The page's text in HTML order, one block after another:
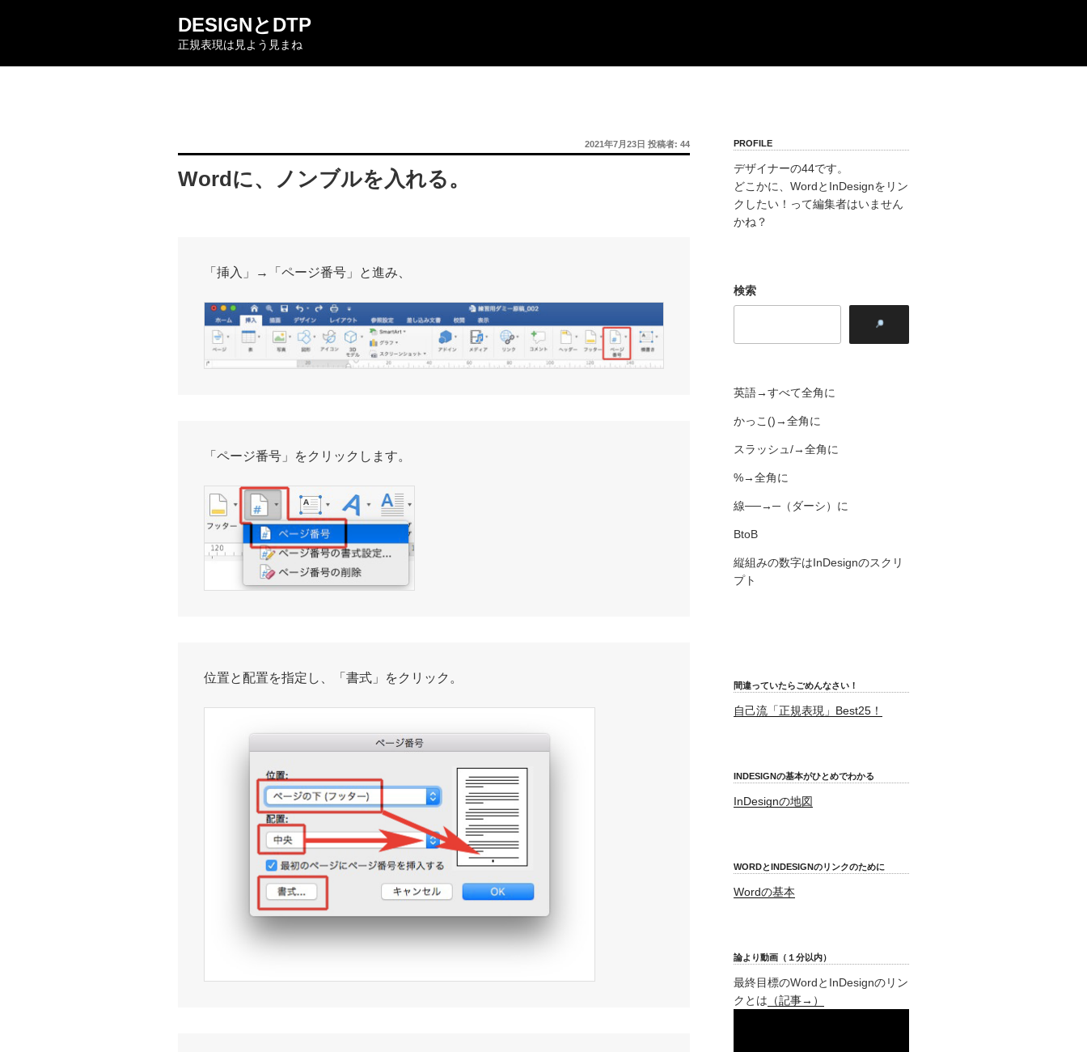
ン
DESIGNとDTP
正規表現は見よう見まね
投
稿
2021年7月23日 投稿者: 44
Wordに、ノンブルを入れる。
「挿入」→「ページ番号」と進み、
「ページ番号」をクリックします。
位置と配置を指定し、「書式」をクリック。
PROFILE
デザイナーの44です。
どこかに、WordとInDesignをリン
クしたい！って編集者はいません
かね？
検索
英語→すべて全角に
かっこ()→全角に
スラッシュ/→全角に
%→全角に
線──→─（ダーシ）に
BtoB
縦組みの数字はInDesignのスクリ
プト
間違っていたらごめんなさい！
自己流「正規表現」Best25！
INDESIGNの基本がひとめでわかる
InDesignの地図
WORDとINDESIGNのリンクのために
Wordの基本
論より動画（１分以内）
最終目標のWordとInDesignのリン
クとは （記事→）